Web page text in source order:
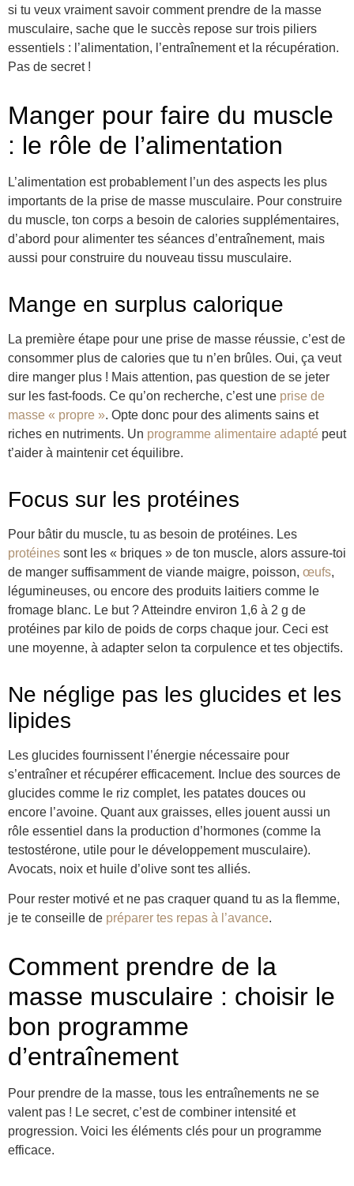
si tu veux vraiment savoir comment prendre de la masse
musculaire, sache que le succès repose sur trois piliers
essentiels : l’alimentation, l’entraînement et la récupération.
Pas de secret !
Manger pour faire du muscle
: le rôle de l’alimentation
L’alimentation est probablement l’un des aspects les plus
importants de la prise de masse musculaire. Pour construire
du muscle, ton corps a besoin de calories supplémentaires,
d’abord pour alimenter tes séances d’entraînement, mais
aussi pour construire du nouveau tissu musculaire.
Mange en surplus calorique
La première étape pour une prise de masse réussie, c’est de
consommer plus de calories que tu n’en brûles. Oui, ça veut
dire manger plus ! Mais attention, pas question de se jeter
sur les fast-foods. Ce qu’on recherche, c’est une prise de
masse « propre ». Opte donc pour des aliments sains et
riches en nutriments. Un programme alimentaire adapté peut
t’aider à maintenir cet équilibre.
Focus sur les protéines
Pour bâtir du muscle, tu as besoin de protéines. Les
protéines sont les « briques » de ton muscle, alors assure-toi
de manger suffisamment de viande maigre, poisson, œufs,
légumineuses, ou encore des produits laitiers comme le
fromage blanc. Le but ? Atteindre environ 1,6 à 2 g de
protéines par kilo de poids de corps chaque jour. Ceci est
une moyenne, à adapter selon ta corpulence et tes objectifs.
Ne néglige pas les glucides et les
lipides
Les glucides fournissent l’énergie nécessaire pour
s’entraîner et récupérer efficacement. Inclue des sources de
glucides comme le riz complet, les patates douces ou
encore l’avoine. Quant aux graisses, elles jouent aussi un
rôle essentiel dans la production d’hormones (comme la
testostérone, utile pour le développement musculaire).
Avocats, noix et huile d’olive sont tes alliés.
Pour rester motivé et ne pas craquer quand tu as la flemme,
je te conseille de préparer tes repas à l’avance.
Comment prendre de la
masse musculaire : choisir le
bon programme
d’entraînement
Pour prendre de la masse, tous les entraînements ne se
valent pas ! Le secret, c’est de combiner intensité et
progression. Voici les éléments clés pour un programme
efficace.